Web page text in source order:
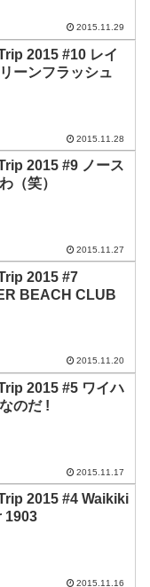
2015.11.29
2015 #10 レイ
ーンフラッシュ
2015.11.28
2015 #9 ノース
（笑）
2015.11.27
2015 #7
BEACH CLUB
2015.11.20
2015 #5 ワイハ
のだ !
2015.11.17
2015 #4 Waikiki
1903
2015.11.16